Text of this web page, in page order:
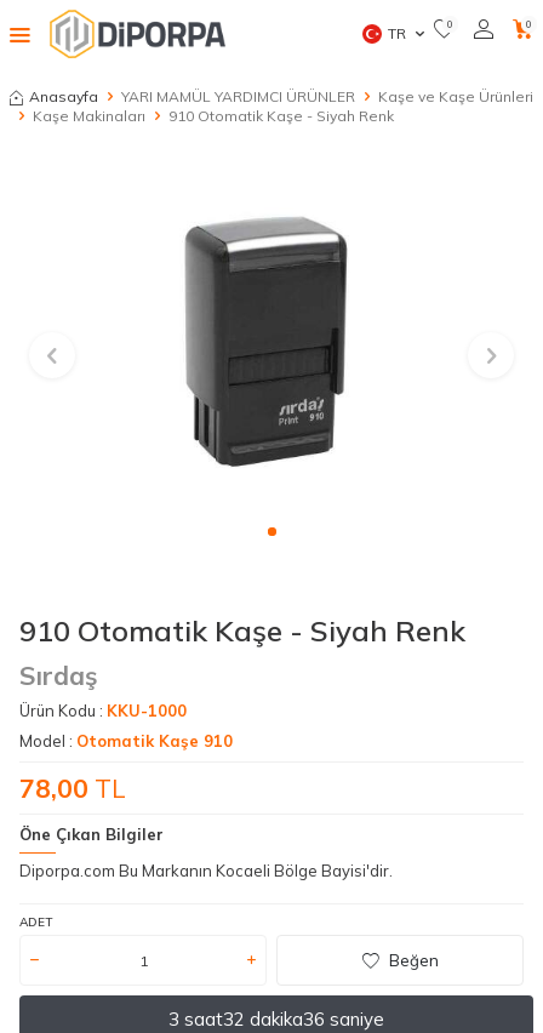
TR 0 0
Anasayfa YARI MAMÜL YARDIMCI ÜRÜNLER
Kaşe ve Kaşe Ürünleri
Kaşe Makinaları
910 Otomatik Kaşe - Siyah Renk
910 Otomatik Kaşe - Siyah Renk
Sırdaş
Ürün Kodu : KKU-1000
Model : Otomatik Kaşe 910
78,00 TL
Öne Çıkan Bilgiler
Diporpa.com Bu Markanın Kocaeli Bölge Bayisi'dir.
ADET
Beğen
3 saat32 dakika36 saniye